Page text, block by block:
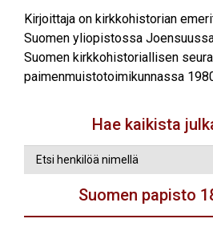
Kirjoittaja on kirkkohistorian
Suomen yliopistossa
Suomen kirkkohistoriallisen
paimenmuistotoimikunnassa
Hae kaikista
Etsi
henkilöä
Suomen papisto